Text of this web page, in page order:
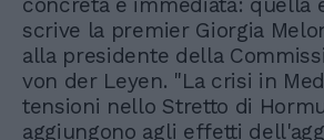
scrive la premier Giorgia
alla presidente della
von der Leyen. "La crisi in
tensioni nello Stretto di
aggiungono agli effetti